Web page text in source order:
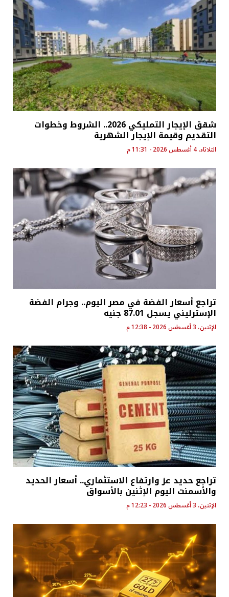
شقق الإيجار التمليكي 2026.. الشروط وخطوات
التقديم وقيمة الإيجار الشهرية
الثلاثاء، 4 أغسطس 2026 - 11:31 م
تراجع أسعار الفضة في مصر اليوم.. وجرام الفضة
الإسترليني يسجل 87.01 جنيه
الإثنين، 3 أغسطس 2026 - 12:38 م
تراجع حديد عز وارتفاع الاستثماري.. أسعار الحديد
والأسمنت اليوم الإثنين بالأسواق
الإثنين، 3 أغسطس 2026 - 12:23 م